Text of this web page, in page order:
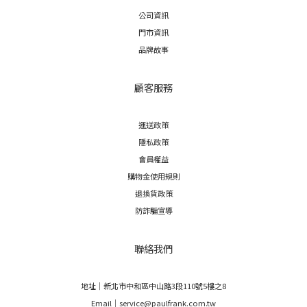
公司資訊
門市資訊
品牌故事
顧客服務
運送政策
隱私政策
會員權益
購物金使用規則
退換貨政策
防詐騙宣導
聯絡我們
地址｜新北市中和區中山路3段110號5樓之8
Email｜service@paulfrank.com.tw